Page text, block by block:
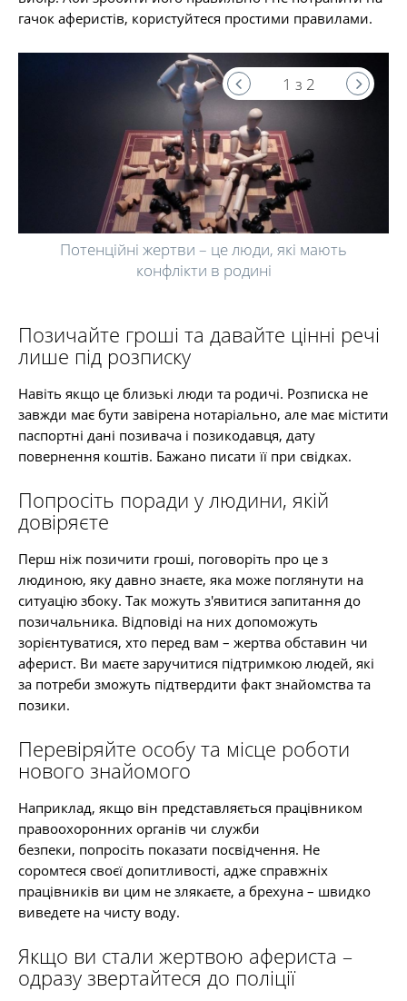
гачок аферистів, користуйтеся простими правилами.
Потенційні жертви – це люди, які мають
конфлікти в родині
1 з 2
Позичайте гроші та давайте цінні речі
лише під розписку
Навіть якщо це близькі люди та родичі. Розписка не
завжди має бути завірена нотаріально, але має містити
паспортні дані позивача і позикодавця, дату
повернення коштів. Бажано писати її при свідках.
Попросіть поради у людини, якій
довіряєте
Перш ніж позичити гроші, поговоріть про це з
людиною, яку давно знаєте, яка може поглянути на
ситуацію збоку. Так можуть з'явитися запитання до
позичальника. Відповіді на них допоможуть
зорієнтуватися, хто перед вам – жертва обставин чи
аферист. Ви маєте заручитися підтримкою людей, які
за потреби зможуть підтвердити факт знайомства та
позики.
Перевіряйте особу та місце роботи
нового знайомого
Наприклад, якщо він представляється працівником
правоохоронних органів чи служби
безпеки, попросіть показати посвідчення. Не
соромтеся своєї допитливості, адже справжніх
працівників ви цим не злякаєте, а брехуна – швидко
виведете на чисту воду.
Якщо ви стали жертвою афериста –
одразу звертайтеся до поліції